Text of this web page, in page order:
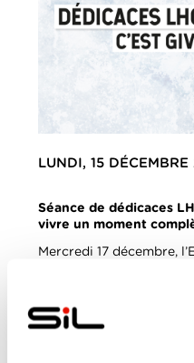
LUNDI, 15
Séance de dédicaces
vivre un moment
Mercredi 17 décembre,
Hockey Club pour une
exceptionnelle, dans